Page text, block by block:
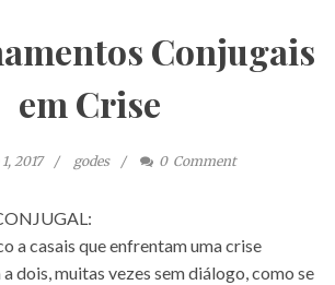
Conjugais
em Crise
2017 godes 0 Comment
a casais que enfrentam uma crise
dois, muitas vezes sem diálogo, como se